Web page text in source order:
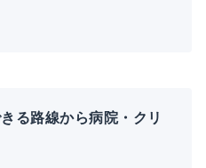
る路線から病院・クリ